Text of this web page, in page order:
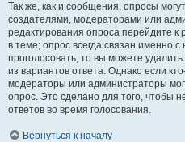
Так же, как и сообщения, опросы
создателями, модераторами или
редактирования опроса перейдите
в теме; опрос всегда связан именно
проголосовать, то вы можете
из вариантов ответа. Однако если
модераторы или администраторы
опрос. Это сделано для того, чтобы
ответов во время голосования.
Вернуться к началу